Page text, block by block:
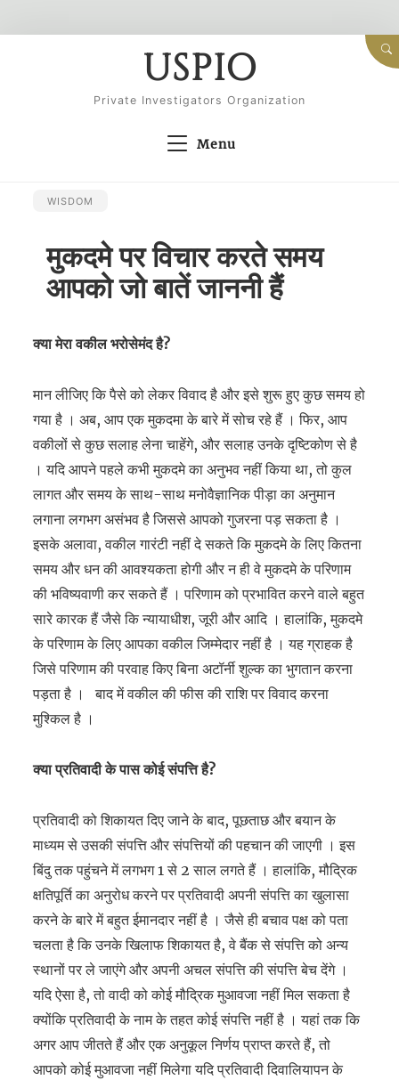
USPIO
Private Investigators Organization
Menu
WISDOM
मुकदमे पर विचार करते समय
आपको जो बातें जाननी हैं
क्या मेरा वकील भरोसेमंद है?
मान लीजिए कि पैसे को लेकर विवाद है और इसे शुरू हुए कुछ समय हो
गया है । अब, आप एक मुकदमा के बारे में सोच रहे हैं । फिर, आप
वकीलों से कुछ सलाह लेना चाहेंगे, और सलाह उनके दृष्टिकोण से है
। यदि आपने पहले कभी मुकदमे का अनुभव नहीं किया था, तो कुल
लागत और समय के साथ-साथ मनोवैज्ञानिक पीड़ा का अनुमान
लगाना लगभग असंभव है जिससे आपको गुजरना पड़ सकता है ।
इसके अलावा, वकील गारंटी नहीं दे सकते कि मुकदमे के लिए कितना
समय और धन की आवश्यकता होगी और न ही वे मुकदमे के परिणाम
की भविष्यवाणी कर सकते हैं । परिणाम को प्रभावित करने वाले बहुत
सारे कारक हैं जैसे कि न्यायाधीश, जूरी और आदि । हालांकि, मुकदमे
के परिणाम के लिए आपका वकील जिम्मेदार नहीं है । यह ग्राहक है
जिसे परिणाम की परवाह किए बिना अटॉर्नी शुल्क का भुगतान करना
पड़ता है । बाद में वकील की फीस की राशि पर विवाद करना
मुश्किल है ।
क्या प्रतिवादी के पास कोई संपत्ति है?
प्रतिवादी को शिकायत दिए जाने के बाद, पूछताछ और बयान के
माध्यम से उसकी संपत्ति और संपत्तियों की पहचान की जाएगी । इस
बिंदु तक पहुंचने में लगभग 1 से 2 साल लगते हैं । हालांकि, मौद्रिक
क्षतिपूर्ति का अनुरोध करने पर प्रतिवादी अपनी संपत्ति का खुलासा
करने के बारे में बहुत ईमानदार नहीं है । जैसे ही बचाव पक्ष को पता
चलता है कि उनके खिलाफ शिकायत है, वे बैंक से संपत्ति को अन्य
स्थानों पर ले जाएंगे और अपनी अचल संपत्ति की संपत्ति बेच देंगे ।
यदि ऐसा है, तो वादी को कोई मौद्रिक मुआवजा नहीं मिल सकता है
क्योंकि प्रतिवादी के नाम के तहत कोई संपत्ति नहीं है । यहां तक कि
अगर आप जीतते हैं और एक अनुकूल निर्णय प्राप्त करते हैं, तो
आपको कोई मुआवजा नहीं मिलेगा यदि प्रतिवादी दिवालियापन के